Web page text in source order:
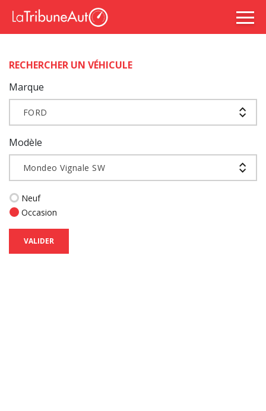
RECHERCHER UN VÉHICULE
Marque
FORD
Modèle
Mondeo Vignale SW
Neuf
Occasion
VALIDER